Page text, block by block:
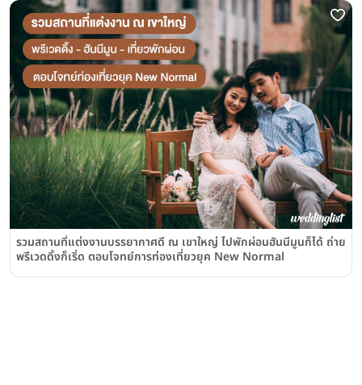
รวมสถานที่แต่งงานบรรยากาศดี ณ เขาใหญ่ ไปพักผ่อนฮันนีมูนก็ได้ ถ่าย
พรีเวดดิ้งก็เริ่ด ตอบโจทย์การท่องเที่ยวยุค New Normal